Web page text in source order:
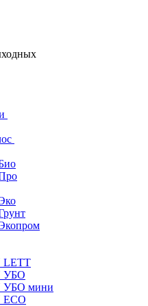
LETT
УБО
УБО мини
ECO